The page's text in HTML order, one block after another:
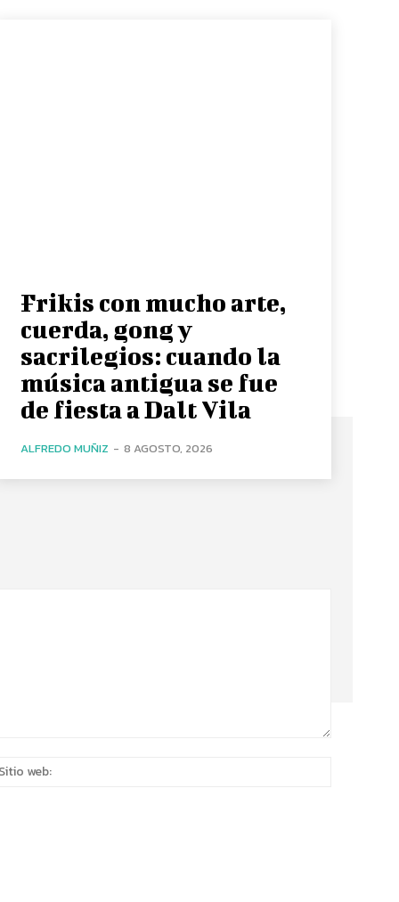
Frikis con mucho arte,
cuerda, gong y
sacrilegios: cuando la
música antigua se fue
de fiesta a Dalt Vila
ALFREDO MUÑIZ - 8 AGOSTO, 2026